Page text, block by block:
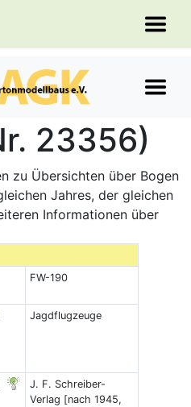
23356)
zu Übersichten über Bogen
Jahres, der gleichen
Informationen über
FW-190
Jagdflugzeuge
J. F. Schreiber-
Verlag [nach 1945,